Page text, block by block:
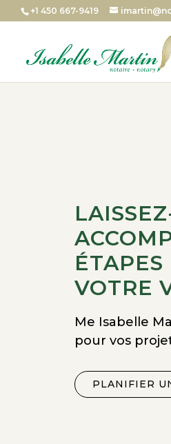
+1 450 667-9419
VOTRE
Me Isabelle
pour vos
PLANIFIER